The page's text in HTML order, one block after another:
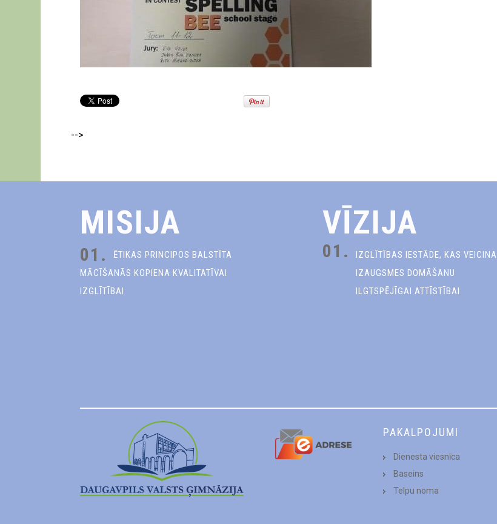
-->
MISIJA
01.
ĒTIKAS PRINCIPOS BALSTĪTA
MĀCĪŠANĀS KOPIENA KVALITATĪVAI
IZGLĪTĪBAI
VĪZIJA
01.
IZGLĪTĪBAS IESTĀDE, KAS VEICINA
IZAUGSMES DOMĀŠANU
ILGTSPĒJĪGAI ATTĪSTĪBAI
PAKALPOJUMI
Dienesta viesnīca
Baseins
Telpu noma